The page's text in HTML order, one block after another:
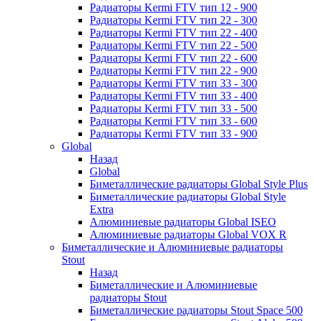
Радиаторы Kermi FTV тип 12 - 900
Радиаторы Kermi FTV тип 22 - 300
Радиаторы Kermi FTV тип 22 - 400
Радиаторы Kermi FTV тип 22 - 500
Радиаторы Kermi FTV тип 22 - 600
Радиаторы Kermi FTV тип 22 - 900
Радиаторы Kermi FTV тип 33 - 300
Радиаторы Kermi FTV тип 33 - 400
Радиаторы Kermi FTV тип 33 - 500
Радиаторы Kermi FTV тип 33 - 600
Радиаторы Kermi FTV тип 33 - 900
Global
Назад
Global
Биметаллические радиаторы Global Style Plus
Биметаллические радиаторы Global Style
Extra
Алюминиевые радиаторы Global ISEO
Алюминиевые радиаторы Global VOX R
Биметаллические и Алюминиевые радиаторы
Stout
Назад
Биметаллические и Алюминиевые
радиаторы Stout
Биметаллические радиаторы Stout Space 500